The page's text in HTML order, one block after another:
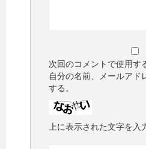
次回のコメントで使用す
自分の名前、メールアド
する。
上に表示された文字を入